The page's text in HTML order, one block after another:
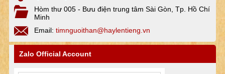
Hòm thư 005 - Bưu điện trung tâm Sài Gòn, Tp. Hồ Chí
Minh
Email: timnguoithan@haylentieng.vn
Zalo Official Account